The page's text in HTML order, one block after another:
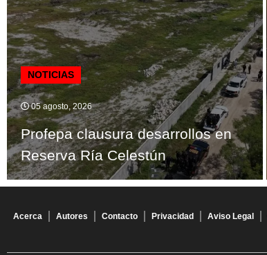
NOTICIAS
05 agosto, 2026
Profepa clausura desarrollos en
Reserva Ría Celestún
Acerca Autores Contacto Privacidad Aviso Legal